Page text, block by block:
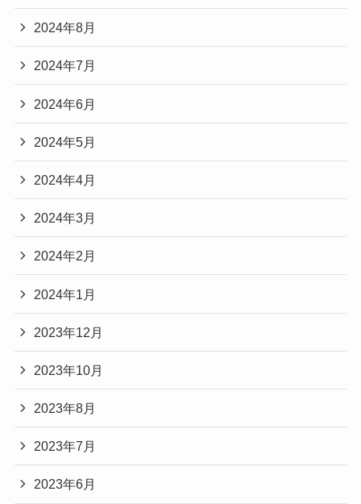
2024年8月
2024年7月
2024年6月
2024年5月
2024年4月
2024年3月
2024年2月
2024年1月
2023年12月
2023年10月
2023年8月
2023年7月
2023年6月